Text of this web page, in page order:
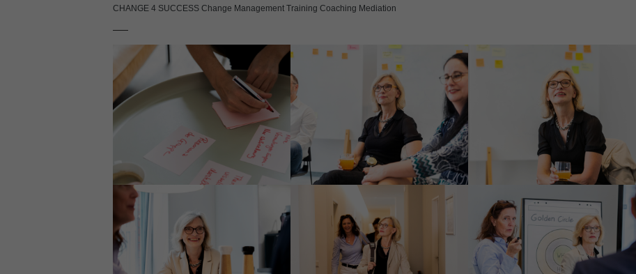
CHANGE 4 SUCCESS Change Management Training Coaching Mediation